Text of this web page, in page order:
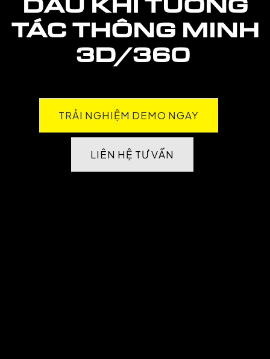
TÁC THÔNG MINH
3D/360
TRẢI NGHIỆM DEMO NGAY
LIÊN HỆ TƯ VẤN